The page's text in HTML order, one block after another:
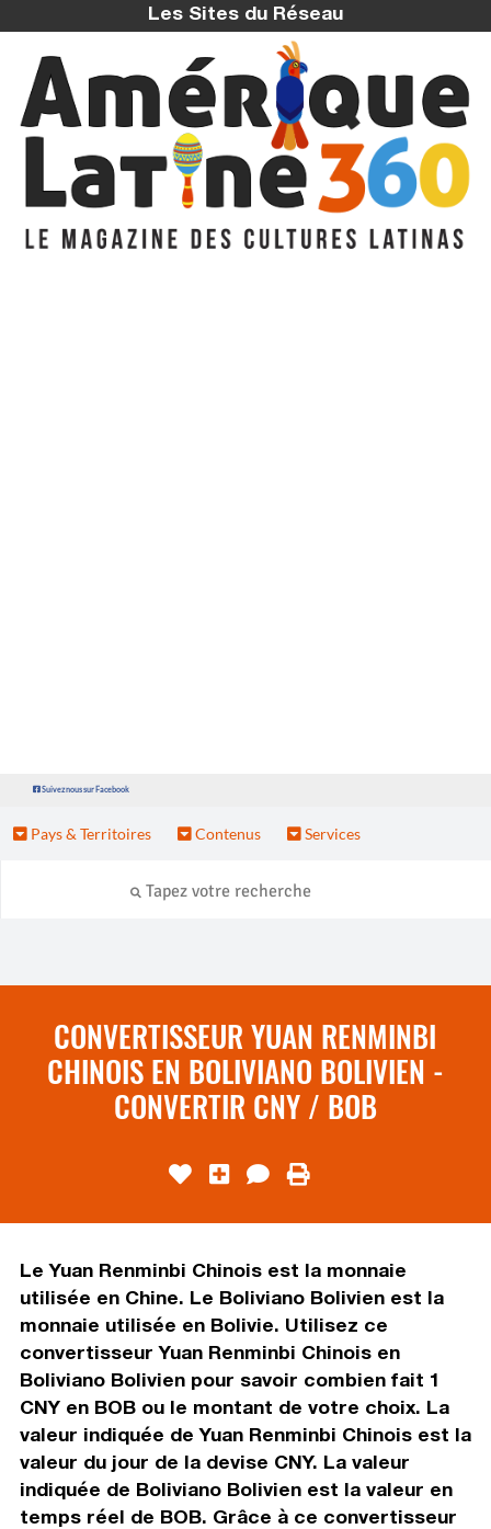
Les Sites du Réseau
Suivez nous sur Facebook
Pays & Territoires Contenus Services
CONVERTISSEUR YUAN RENMINBI
CHINOIS EN BOLIVIANO BOLIVIEN -
CONVERTIR CNY / BOB
Le Yuan Renminbi Chinois est la monnaie
utilisée en Chine. Le Boliviano Bolivien est la
monnaie utilisée en Bolivie. Utilisez ce
convertisseur Yuan Renminbi Chinois en
Boliviano Bolivien pour savoir combien fait 1
CNY en BOB ou le montant de votre choix. La
valeur indiquée de Yuan Renminbi Chinois est la
valeur du jour de la devise CNY. La valeur
indiquée de Boliviano Bolivien est la valeur en
temps réel de BOB. Grâce à ce convertisseur